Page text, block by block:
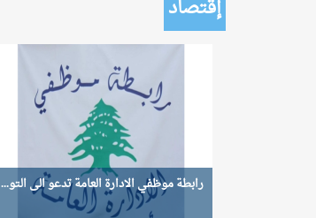
إقتصاد
رابطة موظفي الادارة العامة تدعو الى التو...